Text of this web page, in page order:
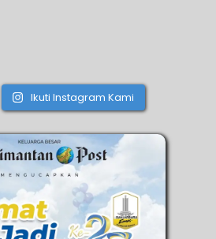
Ikuti Instagram Kami